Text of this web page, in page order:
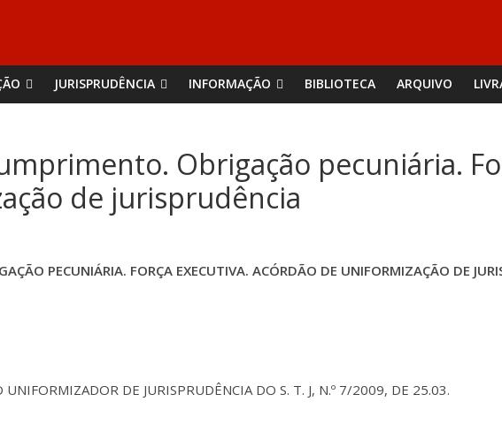
JURISPRUDÊNCIA INFORMAÇÃO BIBLIOTECA ARQUIVO
Obrigação pecuniária.
de jurisprudência
PECUNIÁRIA. FORÇA EXECUTIVA. ACÓRDÃO DE UNIFORMIZAÇÃO DE
DE JURISPRUDÊNCIA DO S. T. J, N.º 7/2009, DE 25.03.